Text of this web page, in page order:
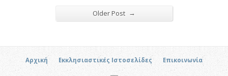
Older Post →
Αρχική Εκκλησιαστικές Ιστοσελίδες Επικοινωνία